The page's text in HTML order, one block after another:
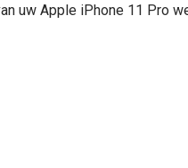
uw Apple iPhone 11 Pro